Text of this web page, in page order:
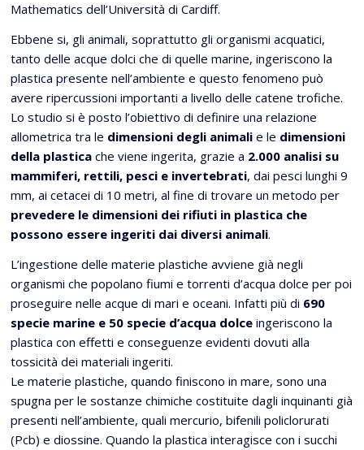
Mathematics dell’Università di Cardiff.
Ebbene si, gli animali, soprattutto gli organismi acquatici,
tanto delle acque dolci che di quelle marine, ingeriscono la
plastica presente nell’ambiente e questo fenomeno può
avere ripercussioni importanti a livello delle catene trofiche.
Lo studio si è posto l’obiettivo di definire una relazione
allometrica tra le dimensioni degli animali e le dimensioni
della plastica che viene ingerita, grazie a 2.000 analisi su
mammiferi, rettili, pesci e invertebrati, dai pesci lunghi 9
mm, ai cetacei di 10 metri, al fine di trovare un metodo per
prevedere le dimensioni dei rifiuti in plastica che
possono essere ingeriti dai diversi animali.
L’ingestione delle materie plastiche avviene già negli
organismi che popolano fiumi e torrenti d’acqua dolce per poi
proseguire nelle acque di mari e oceani. Infatti più di 690
specie marine e 50 specie d’acqua dolce ingeriscono la
plastica con effetti e conseguenze evidenti dovuti alla
tossicità dei materiali ingeriti.
Le materie plastiche, quando finiscono in mare, sono una
spugna per le sostanze chimiche costituite dagli inquinanti già
presenti nell’ambiente, quali mercurio, bifenili policlorurati
(Pcb) e diossine. Quando la plastica interagisce con i succhi